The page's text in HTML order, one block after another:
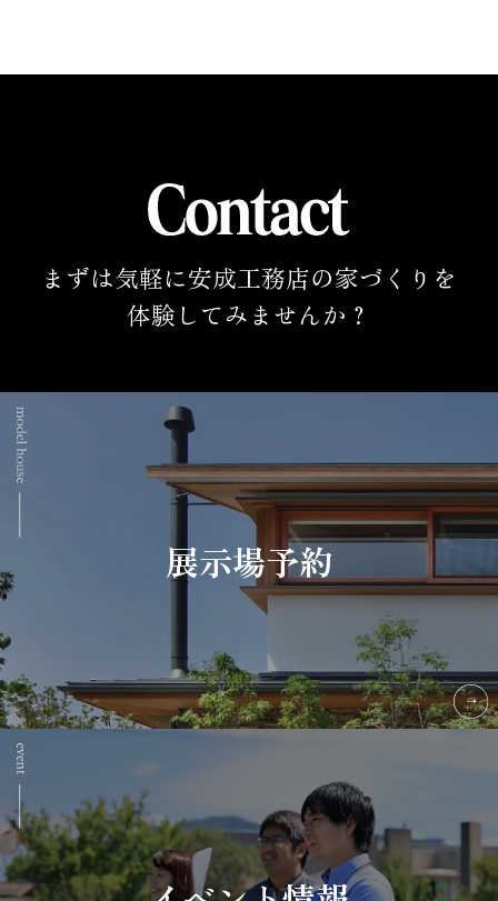
まずは気軽に安成工務店の家づくりを
体験してみませんか？
展示場予約